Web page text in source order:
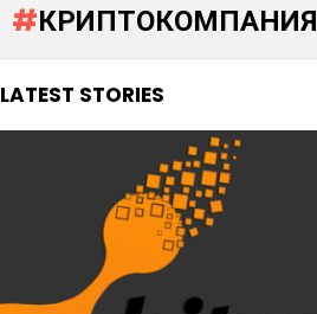
КРИПТОКОМПАНИЯ
LATEST STORIES